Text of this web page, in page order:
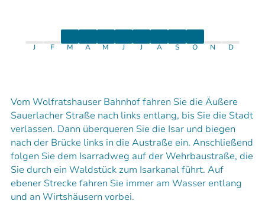
J F M A M J J A S O N D
Vom Wolfratshauser Bahnhof fahren Sie die Äußere
Sauerlacher Straße nach links entlang, bis Sie die Stadt
verlassen. Dann überqueren Sie die Isar und biegen
nach der Brücke links in die Austraße ein. Anschließend
folgen Sie dem Isarradweg auf der Wehrbaustraße, die
Sie durch ein Waldstück zum Isarkanal führt. Auf
ebener Strecke fahren Sie immer am Wasser entlang
und an Wirtshäusern vorbei.